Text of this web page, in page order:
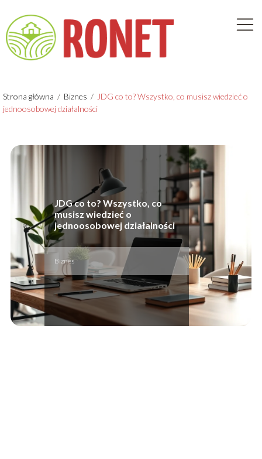
Strona główna / Biznes / JDG co to? Wszystko, co musisz wiedzieć o
jednoosobowej działalności
JDG co to? Wszystko, co
musisz wiedzieć o
jednoosobowej działalności
Biznes